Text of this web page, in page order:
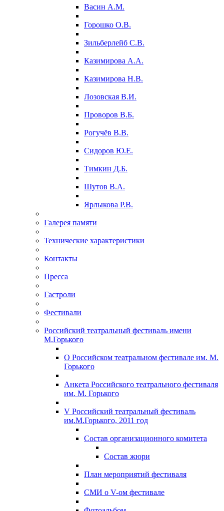
Васин А.М.
Горошко О.В.
Зильберлейб С.В.
Казимирова А.А.
Казимирова Н.В.
Лозовская В.И.
Проворов В.Б.
Рогучёв В.В.
Сидоров Ю.Е.
Тимкин Д.Б.
Шутов В.А.
Ярлыкова Р.В.
Галерея памяти
Технические характеристики
Контакты
Пресса
Гастроли
Фестивали
Российский театральный фестиваль имени
М.Горького
О Российском театральном фестивале им. М.
Горького
Анкета Российского театрального фестиваля
им. М. Горького
V Российский театральный фестиваль
им.М.Горького, 2011 год
Состав организационного комитета
Состав жюри
План мероприятий фестиваля
СМИ о V-ом фестивале